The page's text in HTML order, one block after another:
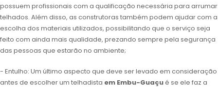
possuem profissionais com a qualificação necessária para arrumar
telhados. Além disso, as construtoras também podem ajudar com a
escolha dos materiais utilizados, possibilitando que o serviço seja
feito com ainda mais qualidade, prezando sempre pela segurança
das pessoas que estarão no ambiente;
- Entulho: Um último aspecto que deve ser levado em consideração
antes de escolher um telhadista em Embu-Guaçué se ele faz a